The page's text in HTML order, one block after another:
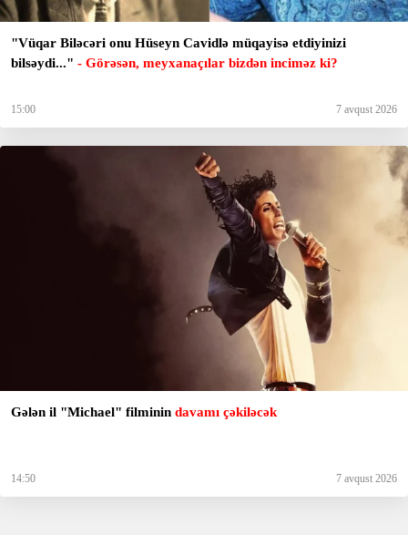
"Vüqar Biləcəri onu Hüseyn Cavidlə müqayisə etdiyinizi
bilsəydi..." - Görəsən, meyxanaçılar bizdən inciməz ki?
15:00 7 avqust 2026
Gələn il "Michael" filminin davamı çəkiləcək
14:50 7 avqust 2026